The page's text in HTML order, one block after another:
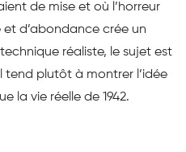
de mise et où l’horreur
d’abondance crée un
réaliste, le sujet est
tend plutôt à montrer l’idée
la vie réelle de 1942.